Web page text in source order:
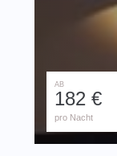
AB
182 €
pro Nacht